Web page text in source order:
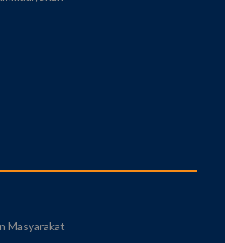
Masyarakat